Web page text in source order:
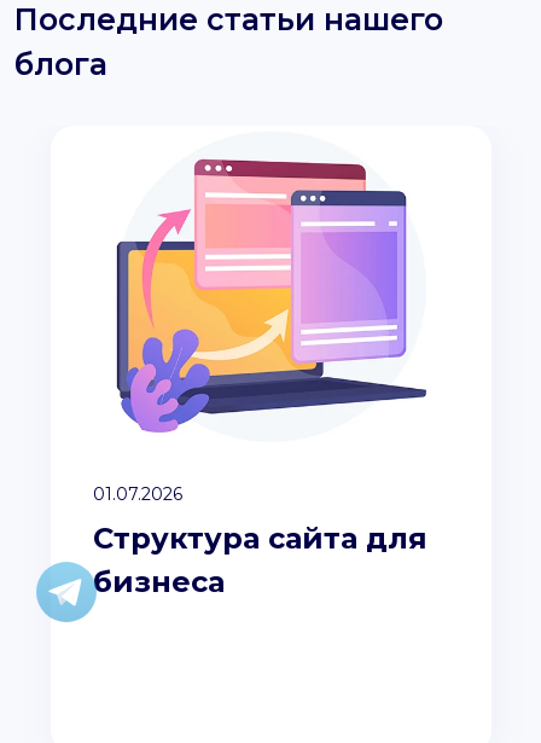
Последние статьи нашего
блога
01.07.2026
Структура сайта для
бизнеса